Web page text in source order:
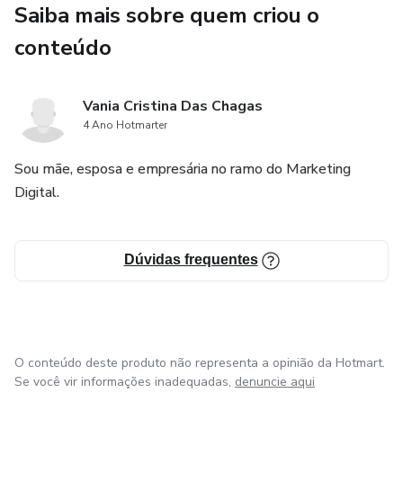
Saiba mais sobre quem criou o
conteúdo
Vania Cristina Das Chagas
4 Ano Hotmarter
Sou mãe, esposa e empresária no ramo do Marketing
Digital.
Dúvidas frequentes
O conteúdo deste produto não representa a opinião da Hotmart.
Se você vir informações inadequadas, denuncie aqui